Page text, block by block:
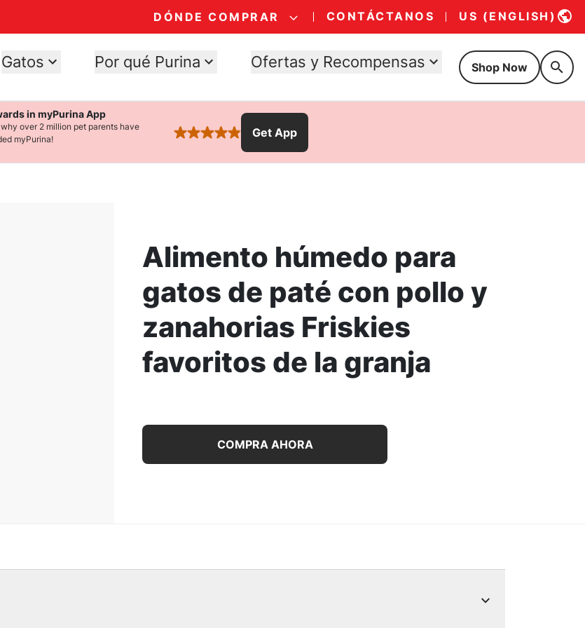
DÓNDE COMPRAR CONTÁCTANOS US (ENGLISH)
Gatos Por qué Purina Ofertas y Recompensas Shop Now
in myPurina App
over 2 million pet parents have
myPurina!
rated 4.9 stars
Get App
Alimento húmedo para
gatos de paté con pollo y
zanahorias Friskies
favoritos de la granja
Alimento húmedo para gatos de paté con pollo y zanahorias Friskies favoritos de
COMPRA AHORA